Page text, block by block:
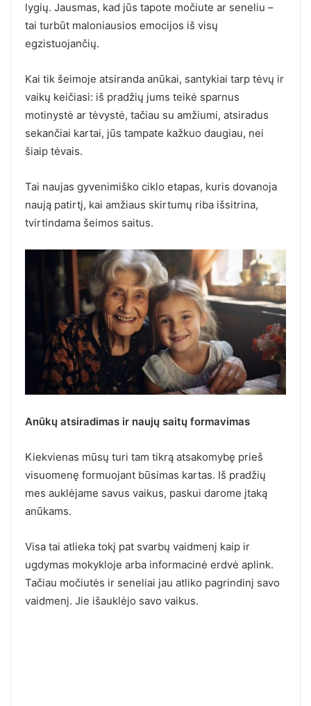
lygių. Jausmas, kad jūs tapote močiute ar seneliu –
tai turbūt maloniausios emocijos iš visų
egzistuojančių.
Kai tik šeimoje atsiranda anūkai, santykiai tarp tėvų ir
vaikų keičiasi: iš pradžių jums teikė sparnus
motinystė ar tėvystė, tačiau su amžiumi, atsiradus
sekančiai kartai, jūs tampate kažkuo daugiau, nei
šiaip tėvais.
Tai naujas gyvenimiško ciklo etapas, kuris dovanoja
naują patirtį, kai amžiaus skirtumų riba išsitrina,
tvirtindama šeimos saitus.
Anūkų atsiradimas ir naujų saitų formavimas
Kiekvienas mūsų turi tam tikrą atsakomybę prieš
visuomenę formuojant būsimas kartas. Iš pradžių
mes auklėjame savus vaikus, paskui darome įtaką
anūkams.
Visa tai atlieka tokį pat svarbų vaidmenį kaip ir
ugdymas mokykloje arba informacinė erdvė aplink.
Tačiau močiutės ir seneliai jau atliko pagrindinį savo
vaidmenį. Jie išauklėjo savo vaikus.